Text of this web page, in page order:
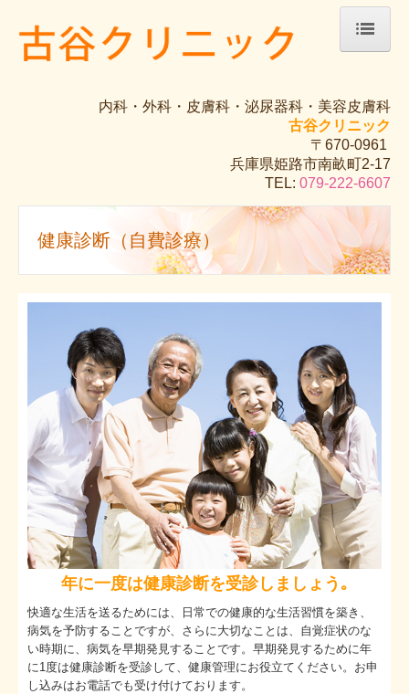
院長紹介
健康診断（自費診療）
予防接種
美容皮膚科
美肌
しみ・しわ
エイジングケア
脂肪燃焼・ダイエット外来
疲労回復・デトックス
男性外来（自費診療）
併設サロン Un Ruban Doux
内科・外科・皮膚科・泌尿器科・美容皮膚科
古谷クリニック
〒670-0961
兵庫県姫路市南畝町2-17
TEL: 079-222-6607
健康診断（自費診療）
年に一度は健康診断を受診しましょう｡
快適な生活を送るためには、日常での健康的な生活習慣を築き、
病気を予防することですが、さらに大切なことは、自覚症状のな
い時期に、病気を早期発見することです。早期発見するために年
に1度は健康診断を受診して、健康管理にお役立てください。お申
し込みはお電話でも受け付けております。